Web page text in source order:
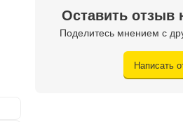
Оставить отзыв
Поделитесь мнением с
Написать